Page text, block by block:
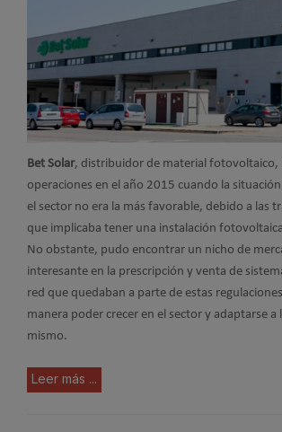
Bet Solar, distribuidor de material fotovoltaico,
operaciones en el año 2015 cuando la
el sector no era la más favorable, debido a las
que implicaba tener una instalación
No obstante, pudo encontrar un nicho de
interesante en la prescripción y venta de
red que quedaban a parte de estas
manera poder crecer en el sector y adaptarse a
mismo.
Leer más ...